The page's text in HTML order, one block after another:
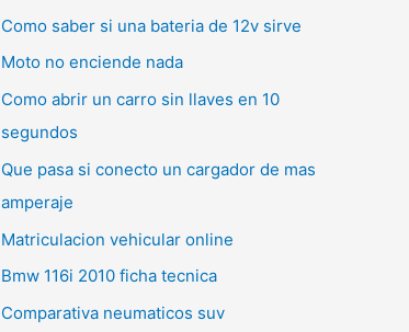
Como saber si una bateria de 12v sirve
Moto no enciende nada
Como abrir un carro sin llaves en 10
segundos
Que pasa si conecto un cargador de mas
amperaje
Matriculacion vehicular online
Bmw 116i 2010 ficha tecnica
Comparativa neumaticos suv